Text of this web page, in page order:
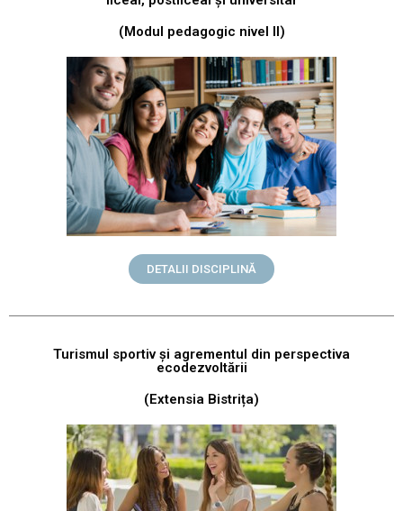
(Modul pedagogic nivel II)
DETALII DISCIPLINĂ
Turismul sportiv și agrementul din perspectiva
ecodezvoltării
(Extensia Bistrița)